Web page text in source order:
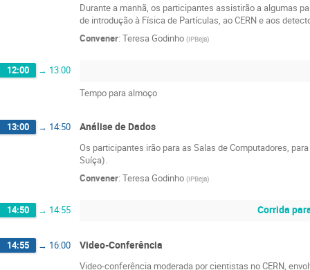
Durante a manhã, os participantes assistirão a algumas
de introdução à Física de Partículas, ao CERN e aos
Convener: Teresa Godinho (IPBeja)
12:00 → 13:00
Tempo para almoço
13:00 → 14:50 Análise de Dados
Os participantes irão para as Salas de Computadores,
Suíça).
Convener: Teresa Godinho (IPBeja)
14:50 → 14:55 Corrida
14:55 → 16:00 Video-Conferência
Video-conferência moderada por cientistas no CERN,